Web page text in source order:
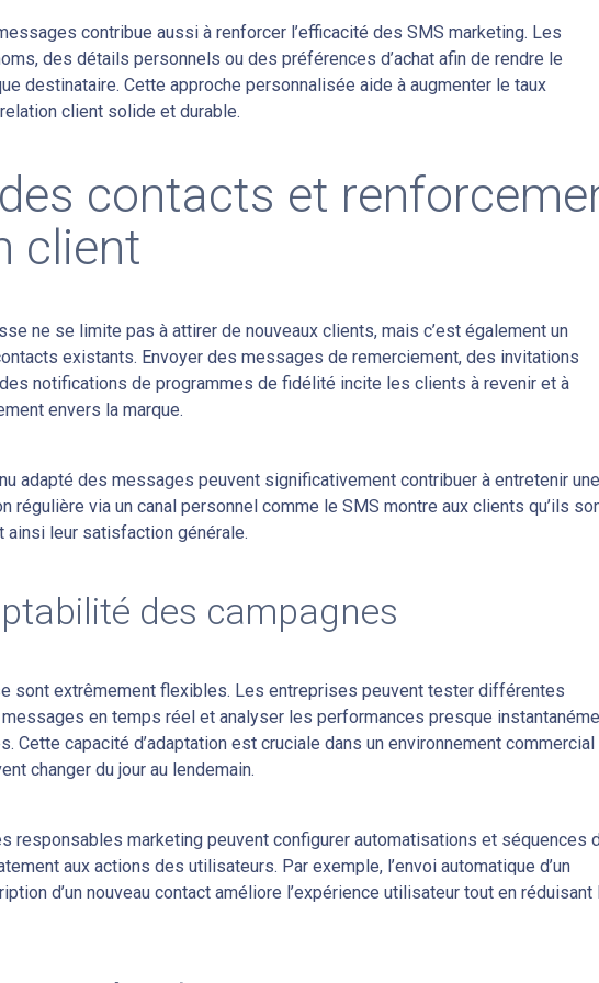
contribue aussi à renforcer l’efficacité des SMS marketing. Les
des détails personnels ou des préférences d’achat afin de rendre le
destinataire. Cette approche personnalisée aide à augmenter le taux
client solide et durable.
contacts et
client
ne se limite pas à attirer de nouveaux clients, mais c’est également un
existants. Envoyer des messages de remerciement, des invitations
notifications de programmes de fidélité incite les clients à revenir et à
envers la marque.
adapté des messages peuvent significativement contribuer à entretenir
régulière via un canal personnel comme le SMS montre aux clients qu’ils
ainsi leur satisfaction générale.
des campagnes
sont extrêmement flexibles. Les entreprises peuvent tester différentes
en temps réel et analyser les performances presque
Cette capacité d’adaptation est cruciale dans un environnement commercial
changer du jour au lendemain.
responsables marketing peuvent configurer automatisations et séquences
aux actions des utilisateurs. Par exemple, l’envoi automatique d’un
d’un nouveau contact améliore l’expérience utilisateur tout en réduisant